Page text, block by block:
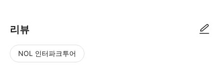
리뷰
NOL 인터파크투어